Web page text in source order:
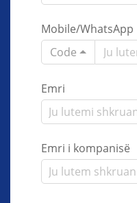
Mobile/WhatsApp
Code
Emri
Emri i kompanisë